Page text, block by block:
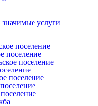
услуги
поселение
поселение
поселение
поселение